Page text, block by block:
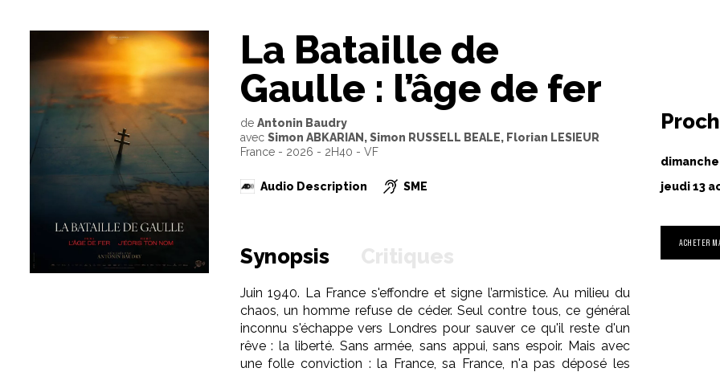
La Bataille de
Gaulle : l’âge de fer
de Antonin Baudry
avec Simon ABKARIAN, Simon RUSSELL BEALE, Florian LESIEUR
France - 2026 - 2H40 - VF
Audio Description SME
Synopsis
Juin 1940. La France s'effondre et signe l’armistice. Au milieu du
chaos, un homme refuse de céder. Seul contre tous, ce général
inconnu s'échappe vers Londres pour sauver ce qu'il reste d'un
rêve : la liberté. Sans armée, sans appui, sans espoir. Mais avec
une folle conviction : la France, sa France, n'a pas déposé les
jeudi 13
ACHETER